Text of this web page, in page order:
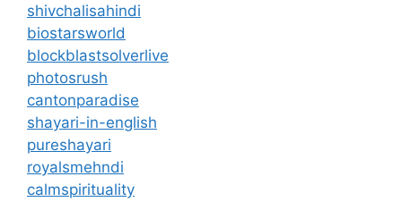
shivchalisahindi
biostarsworld
blockblastsolverlive
photosrush
cantonparadise
shayari-in-english
pureshayari
royalsmehndi
calmspirituality